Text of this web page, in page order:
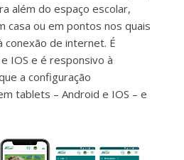
além do espaço escolar,
casa ou em pontos nos quais
conexão de internet. É
IOS e é responsivo à
a configuração
tablets – Android e IOS – e